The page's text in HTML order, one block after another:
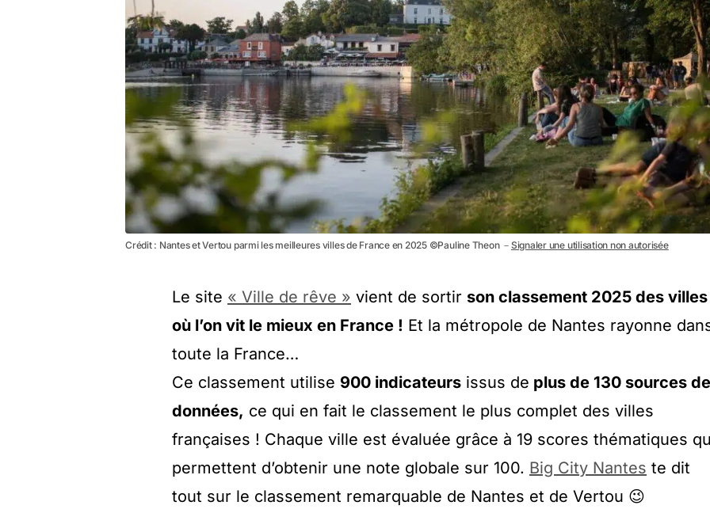
Crédit : Nantes et Vertou parmi les meilleures villes de France en 2025 ©Pauline Theon － Signaler une utilisation non autorisée
Le site « Ville de rêve » vient de sortir son classement 2025 des villes
où l’on vit le mieux en France ! Et la métropole de Nantes rayonne
toute la France…
Ce classement utilise 900 indicateurs issus de plus de 130 sources de
données, ce qui en fait le classement le plus complet des villes
françaises ! Chaque ville est évaluée grâce à 19 scores thématiques
permettent d’obtenir une note globale sur 100. Big City Nantes te dit
tout sur le classement remarquable de Nantes et de Vertou 😉